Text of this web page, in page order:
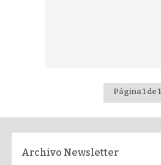
Página 1 de 1
Archivo Newsletter